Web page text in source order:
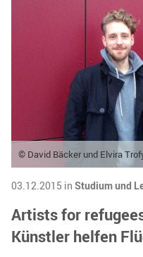
© David Bäcker und Elvira
03.12.2015 in Studium und
Artists for
Künstler helfen